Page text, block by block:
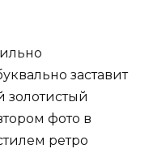
заставит
золотистый
фото в
ретро